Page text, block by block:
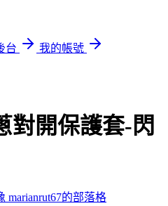
台
我的帳號
對開保護套-閃
marianrut67的部落格